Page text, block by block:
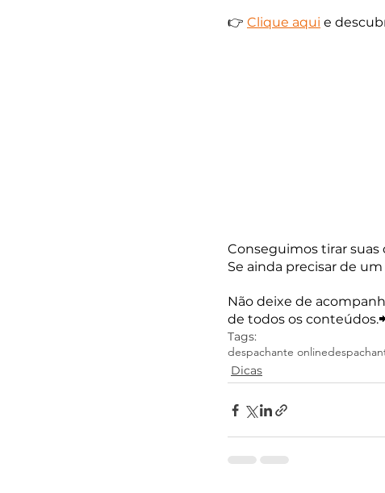
👉 Clique aqui e
Conseguimos tirar suas
Se ainda precisar de
Não deixe de
de todos os
Tags:
despachante online
Dicas